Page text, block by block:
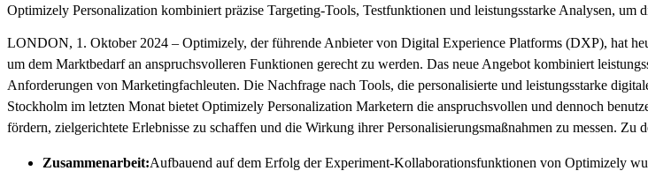
Optimizely Personalization kombiniert präzise Targeting-Tools, Testfunktionen und leistungsstarke Analysen, um
LONDON, 1. Oktober 2024 – Optimizely, der führende Anbieter von Digital Experience Platforms (DXP), hat
um dem Marktbedarf an anspruchsvolleren Funktionen gerecht zu werden. Das neue Angebot kombiniert
Anforderungen von Marketingfachleuten. Die Nachfrage nach Tools, die personalisierte und leistungsstarke
Stockholm im letzten Monat bietet Optimizely Personalization Marketern die anspruchsvollen und dennoch
fördern, zielgerichtete Erlebnisse zu schaffen und die Wirkung ihrer Personalisierungsmaßnahmen zu messen.
Zusammenarbeit:Aufbauend auf dem Erfolg der Experiment-Kollaborationsfunktionen von Optimizely